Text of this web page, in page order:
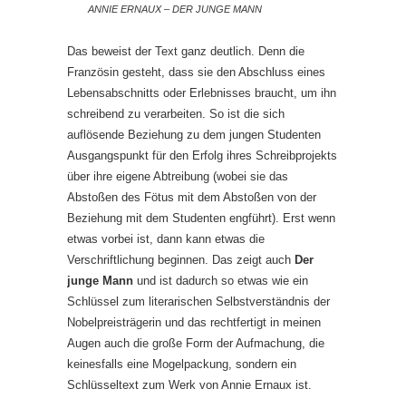
ANNIE ERNAUX – DER JUNGE MANN
Das beweist der Text ganz deutlich. Denn die
Französin gesteht, dass sie den Abschluss eines
Lebensabschnitts oder Erlebnisses braucht, um ihn
schreibend zu verarbeiten. So ist die sich
auflösende Beziehung zu dem jungen Studenten
Ausgangspunkt für den Erfolg ihres Schreibprojekts
über ihre eigene Abtreibung (wobei sie das
Abstoßen des Fötus mit dem Abstoßen von der
Beziehung mit dem Studenten engführt). Erst wenn
etwas vorbei ist, dann kann etwas die
Verschriftlichung beginnen. Das zeigt auch Der
junge Mann und ist dadurch so etwas wie ein
Schlüssel zum literarischen Selbstverständnis der
Nobelpreisträgerin und das rechtfertigt in meinen
Augen auch die große Form der Aufmachung, die
keinesfalls eine Mogelpackung, sondern ein
Schlüsseltext zum Werk von Annie Ernaux ist.